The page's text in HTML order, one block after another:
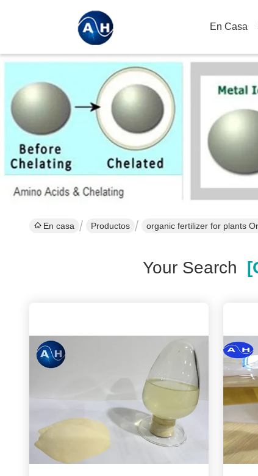
En Casa
En casa Productos organic fertilizer for plants
Your Search